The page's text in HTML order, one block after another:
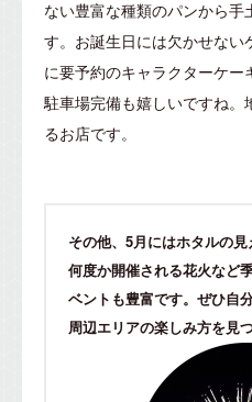
ない豊富な種類のパンから手
す。お誕生日には欠かせな
に要予約のキャラクターケー
駐車場完備も嬉しいですね
るお店です。
その他、5月にはホタルの
何度か開催される花火など
ベントも豊富です。 ぜひ自
周辺エリアの楽しみ方を見